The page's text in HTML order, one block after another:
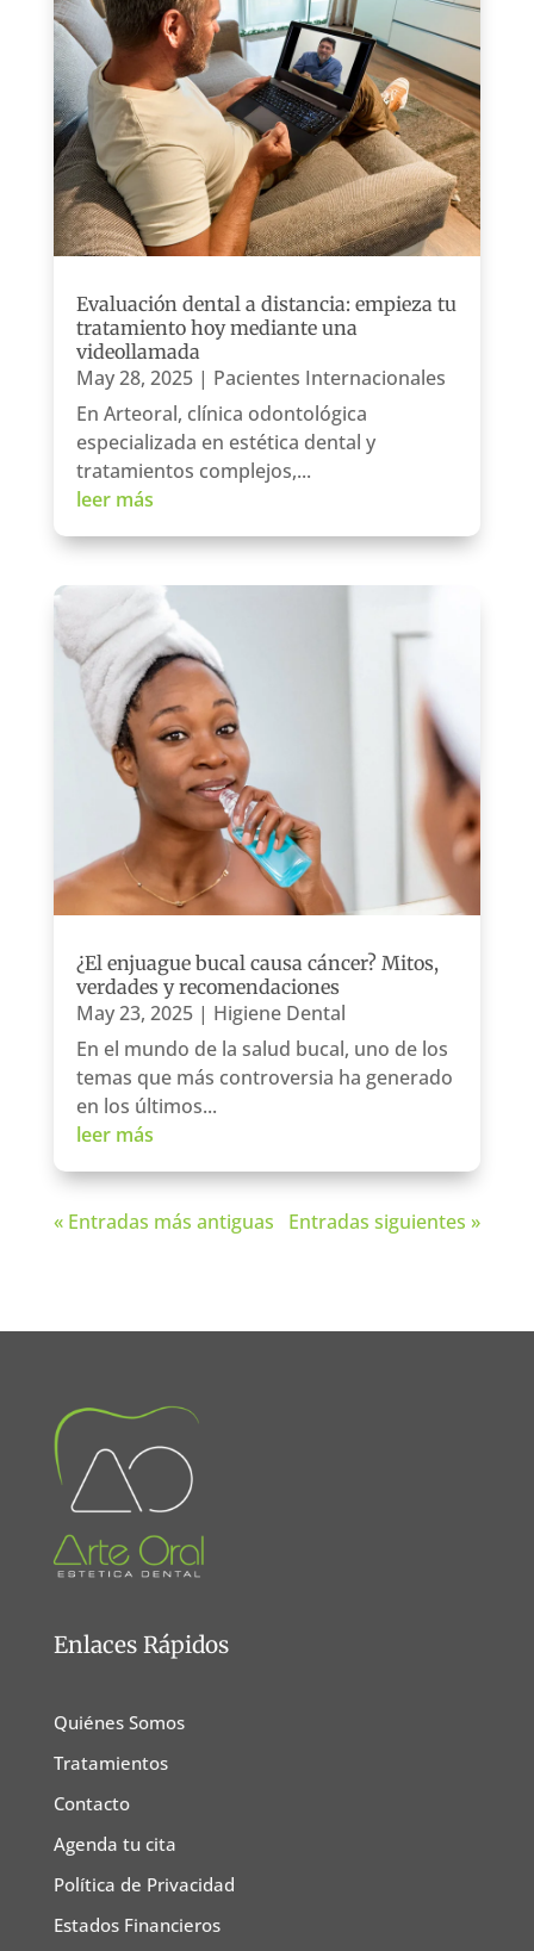
Evaluación dental a distancia: empieza tu
tratamiento hoy mediante una
videollamada
May 28, 2025| Pacientes Internacionales
En Arteoral, clínica odontológica
especializada en estética dental y
tratamientos complejos,...
leer más
¿El enjuague bucal causa cáncer? Mitos,
verdades y recomendaciones
May 23, 2025| Higiene Dental
En el mundo de la salud bucal, uno de los
temas que más controversia ha generado
en los últimos...
leer más
« Entradas más antiguas Entradas siguientes »
Enlaces Rápidos
Quiénes Somos
Tratamientos
Contacto
Agenda tu cita
Política de Privacidad
Estados Financieros